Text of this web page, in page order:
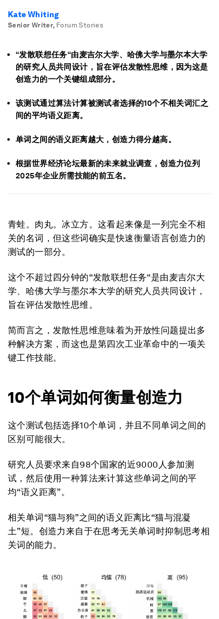
Kate Whiting
Senior Writer, Forum Stories
“发散联想任务“由麦吉尔大学、哈佛大学与墨尔本大学
的研究人员共同设计，旨在评估发散性思维，因为这是
创造力的一个关键组成部分。
该测试通过算法计算被测试者选择的10个不相关词汇之
间的平均语义距离。
单词之间的语义距离越大，创造力得分越高。
根据世界经济论坛最新的未来就业调查，创造力位列
2025年企业所需技能的前五名。
青蛙。肉丸。冰立方。这看起来像是一列完全不相
关的名词，但这些词确实是快速衡量语言创造力的
测试的一部分。
这个不超过四分钟的“发散联想任务“是由麦吉尔大
学、哈佛大学与墨尔本大学的研究人员共同设计，
旨在评估发散性思维。
简而言之，发散性思维意味着为开放性问题提出多
种解决方案，而这也是第四次工业革命中的一项关
键工作技能。
10个单词如何衡量创造力
这个测试包括选择10个单词，并且不同单词之间的
区别可能很大。
研究人员要求来自98个国家的近9000人参加测
试，然后使用一种算法来计算这些单词之间的平
均“语义距离”。
相关单词“猫与狗”之间的语义距离比“猫与混凝
土”短。创造力来自于在思考无关单词时抑制思考相
关词的能力。